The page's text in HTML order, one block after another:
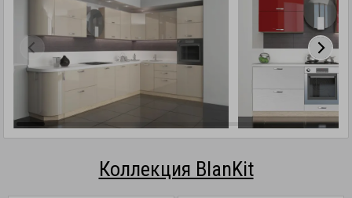
Коллекция BlanKit